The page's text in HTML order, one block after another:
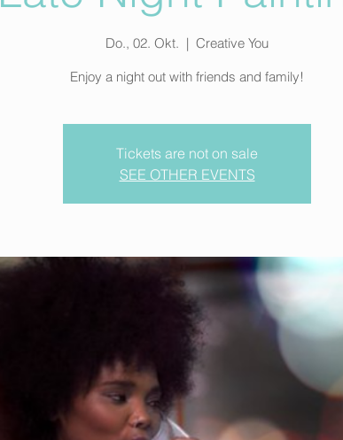
Do., 02. Okt.
  |
Creative You
Enjoy a night out with friends and family!
Tickets are not on sale
SEE OTHER EVENTS